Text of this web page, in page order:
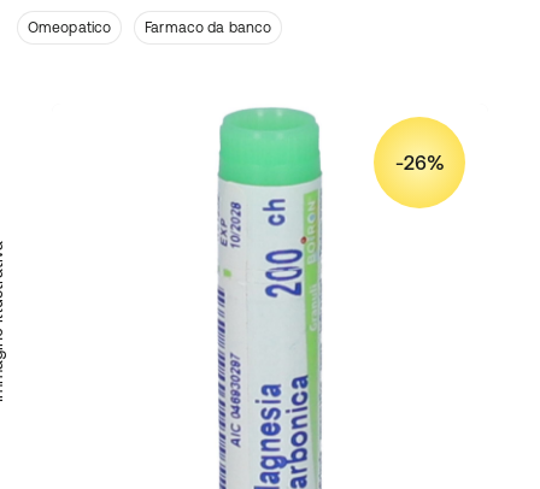
Omeopatico Farmaco da banco
-26%